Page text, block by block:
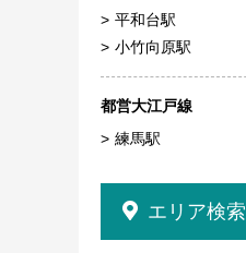
平和台駅
小竹向原駅
都営大江戸線
練馬駅
エリア検索